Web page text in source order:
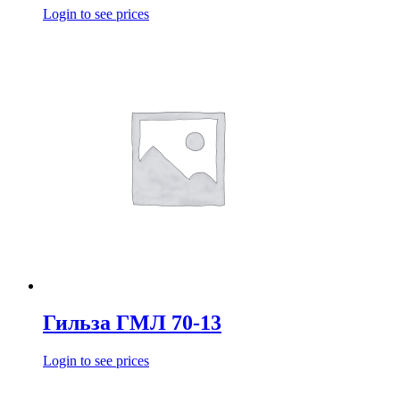
Login to see prices
Гильза ГМЛ 70-13
Login to see prices